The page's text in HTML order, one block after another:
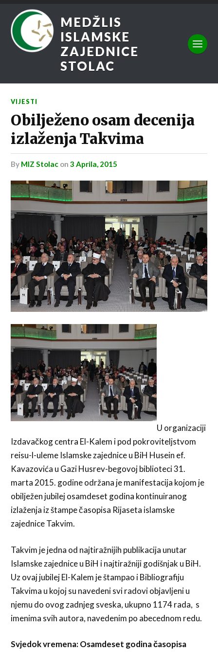
MEDŽLIS
ISLAMSKE
ZAJEDNICE
STOLAC
VIJESTI
Obilježeno osam decenija
izlaženja Takvima
by MIZ Stolac on3 Aprila, 2015
U organizaciji
Izdavačkog centra El-Kalem i pod pokroviteljstvom
reisu-l-uleme Islamske zajednice u BiH Husein ef.
Kavazovića u Gazi Husrev-begovoj biblioteci 31.
marta 2015. godine održana je manifestacija kojom je
obilježen jubilej osamdeset godina kontinuiranog
izlaženja iz štampe časopisa Rijaseta islamske
zajednice Takvim.
Takvim je jedna od najtiražnijih publikacija unutar
Islamske zajednice u BiH i najtiražniji godišnjak u BiH.
Uz ovaj jubilej El-Kalem je štampao i Bibliografiju
Takvima u kojoj su navedeni svi radovi objavljeni u
njemu do ovog zadnjeg sveska, ukupno 1174 rada, s
imenima svih autora, navedenim po abecednom redu.
Svjedok vremena: Osamdeset godina časopisa